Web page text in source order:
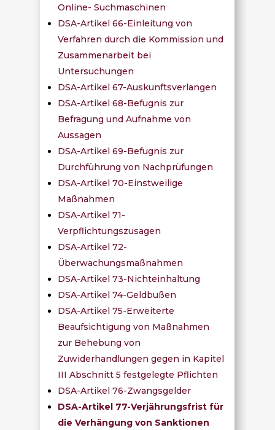
Online- Suchmaschinen
DSA-Artikel 66-Einleitung von
Verfahren durch die Kommission und
Zusammenarbeit bei
Untersuchungen
DSA-Artikel 67-Auskunftsverlangen
DSA-Artikel 68-Befugnis zur
Befragung und Aufnahme von
Aussagen
DSA-Artikel 69-Befugnis zur
Durchführung von Nachprüfungen
DSA-Artikel 70-Einstweilige
Maßnahmen
DSA-Artikel 71-
Verpflichtungszusagen
DSA-Artikel 72-
Überwachungsmaßnahmen
DSA-Artikel 73-Nichteinhaltung
DSA-Artikel 74-Geldbußen
DSA-Artikel 75-Erweiterte
Beaufsichtigung von Maßnahmen
zur Behebung von
Zuwiderhandlungen gegen in Kapitel
III Abschnitt 5 festgelegte Pflichten
DSA-Artikel 76-Zwangsgelder
DSA-Artikel 77-Verjährungsfrist für
die Verhängung von Sanktionen